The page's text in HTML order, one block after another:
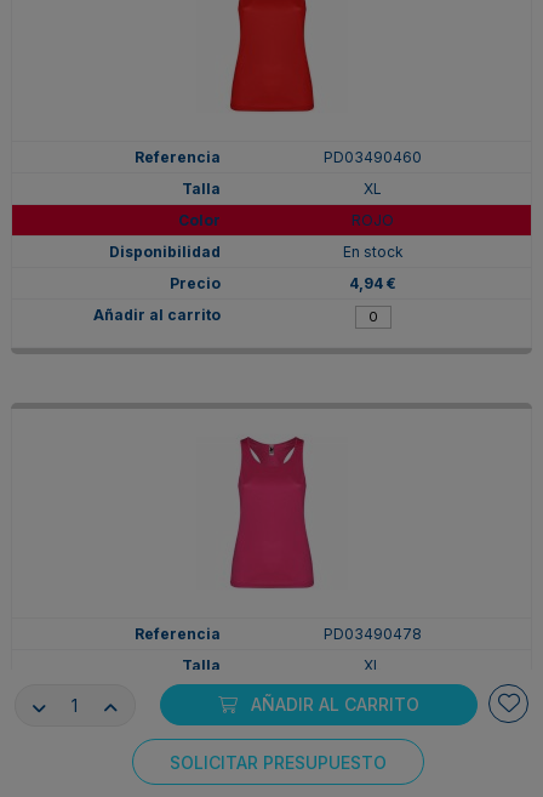
AÑADIR AL CARRITO
SOLICITAR PRESUPUESTO
PD03490460
XL
ROJO
En stock
4,94 €
PD03490478
XL
ROSETON
En stock
4,94 €
Consentimiento de cookies